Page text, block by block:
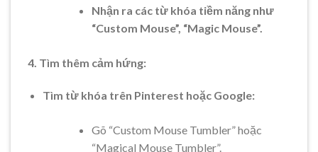
Nhận ra các từ khóa tiềm năng như
“Custom Mouse”, “Magic Mouse”.
4. Tìm thêm cảm hứng:
Tìm từ khóa trên Pinterest hoặc Google:
Gõ “Custom Mouse Tumbler” hoặc
“Magical Mouse Tumbler”.